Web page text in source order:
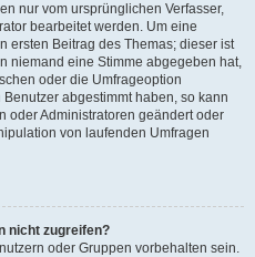
nur vom ursprünglichen Verfasser,
bearbeitet werden. Um eine
ersten Beitrag des Themas; dieser ist
niemand eine Stimme abgegeben hat,
oder die Umfrageoption
abgestimmt haben, so kann
oder Administratoren geändert oder
von laufenden Umfragen
nicht zugreifen?
oder Gruppen vorbehalten sein.